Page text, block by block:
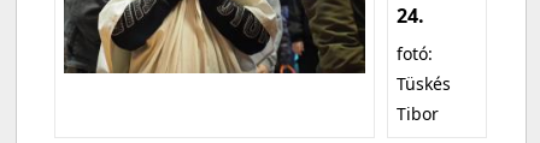
24.
fotó:
Tüskés
Tibor